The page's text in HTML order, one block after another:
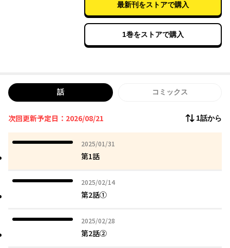
異形狩りの少年と「神獣」を名乗る女、二人の出会いから始まる
凸凹異種婚姻譚、開幕！
最新刊をストアで購入
1巻をストアで購入
話 コミックス
次回更新予定日：2026/08/21 1話から
2025/01/31
2025年01月31日
第1話
2025/02/14
2025年02月14日
第2話①
2025/02/28
2025年02月28日
第2話②